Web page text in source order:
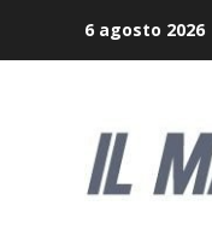
6 agosto 2026